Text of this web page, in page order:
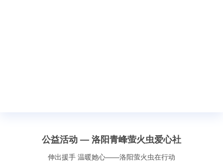
公益活动 — 洛阳青峰萤火虫爱心社
伸出援手 温暖她心——洛阳萤火虫在行动